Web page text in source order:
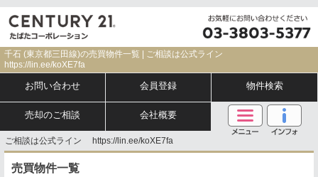
千石 (東京都三田線)の売買物件一覧 | ご相談は公式ライン
https://lin.ee/koXE7fa
お問い合わせ 会員登録 物件検索
売却のご相談 会社概要
ご相談は公式ライン https://lin.ee/koXE7fa
売買物件一覧